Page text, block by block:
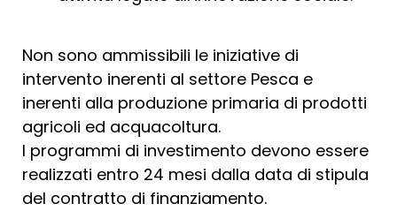
Non sono ammissibili le iniziative di
intervento inerenti al settore Pesca e
inerenti alla produzione primaria di prodotti
agricoli ed acquacoltura.
I programmi di investimento devono essere
realizzati entro 24 mesi dalla data di stipula
del contratto di finanziamento.